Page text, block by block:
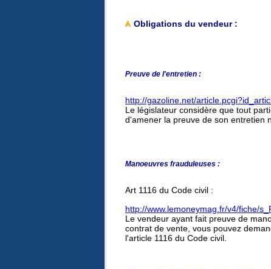
Obligations du vendeur :
Preuve de l'entretien :
http://gazoline.net/
Le législateur considère que tout
d'amener la preuve de son entretien
Manoeuvres frauduleuses :
Art 1116 du Code civil :
http://www.lemoneymag.fr/v4/fiche/
Le vendeur ayant fait preuve de
contrat de vente, vous pouvez
l'article 1116 du Code civil.